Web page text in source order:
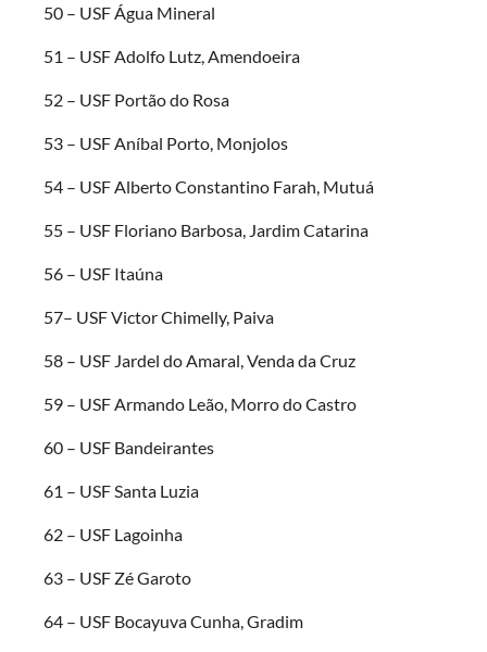
50 – USF Água Mineral
51 – USF Adolfo Lutz, Amendoeira
52 – USF Portão do Rosa
53 – USF Aníbal Porto, Monjolos
54 – USF Alberto Constantino Farah, Mutuá
55 – USF Floriano Barbosa, Jardim Catarina
56 – USF Itaúna
57– USF Victor Chimelly, Paiva
58 – USF Jardel do Amaral, Venda da Cruz
59 – USF Armando Leão, Morro do Castro
60 – USF Bandeirantes
61 – USF Santa Luzia
62 – USF Lagoinha
63 – USF Zé Garoto
64 – USF Bocayuva Cunha, Gradim